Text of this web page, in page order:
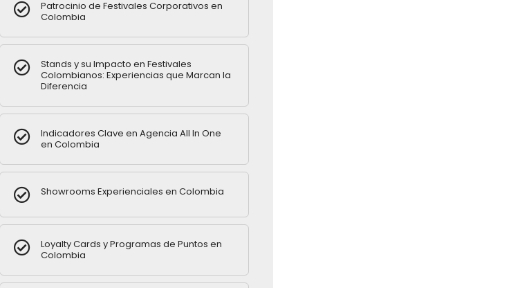
Patrocinio de Festivales Corporativos en
Colombia
Stands y su Impacto en Festivales
Colombianos: Experiencias que Marcan la
Diferencia
Indicadores Clave en Agencia All In One
en Colombia
Showrooms Experienciales en Colombia
Loyalty Cards y Programas de Puntos en
Colombia